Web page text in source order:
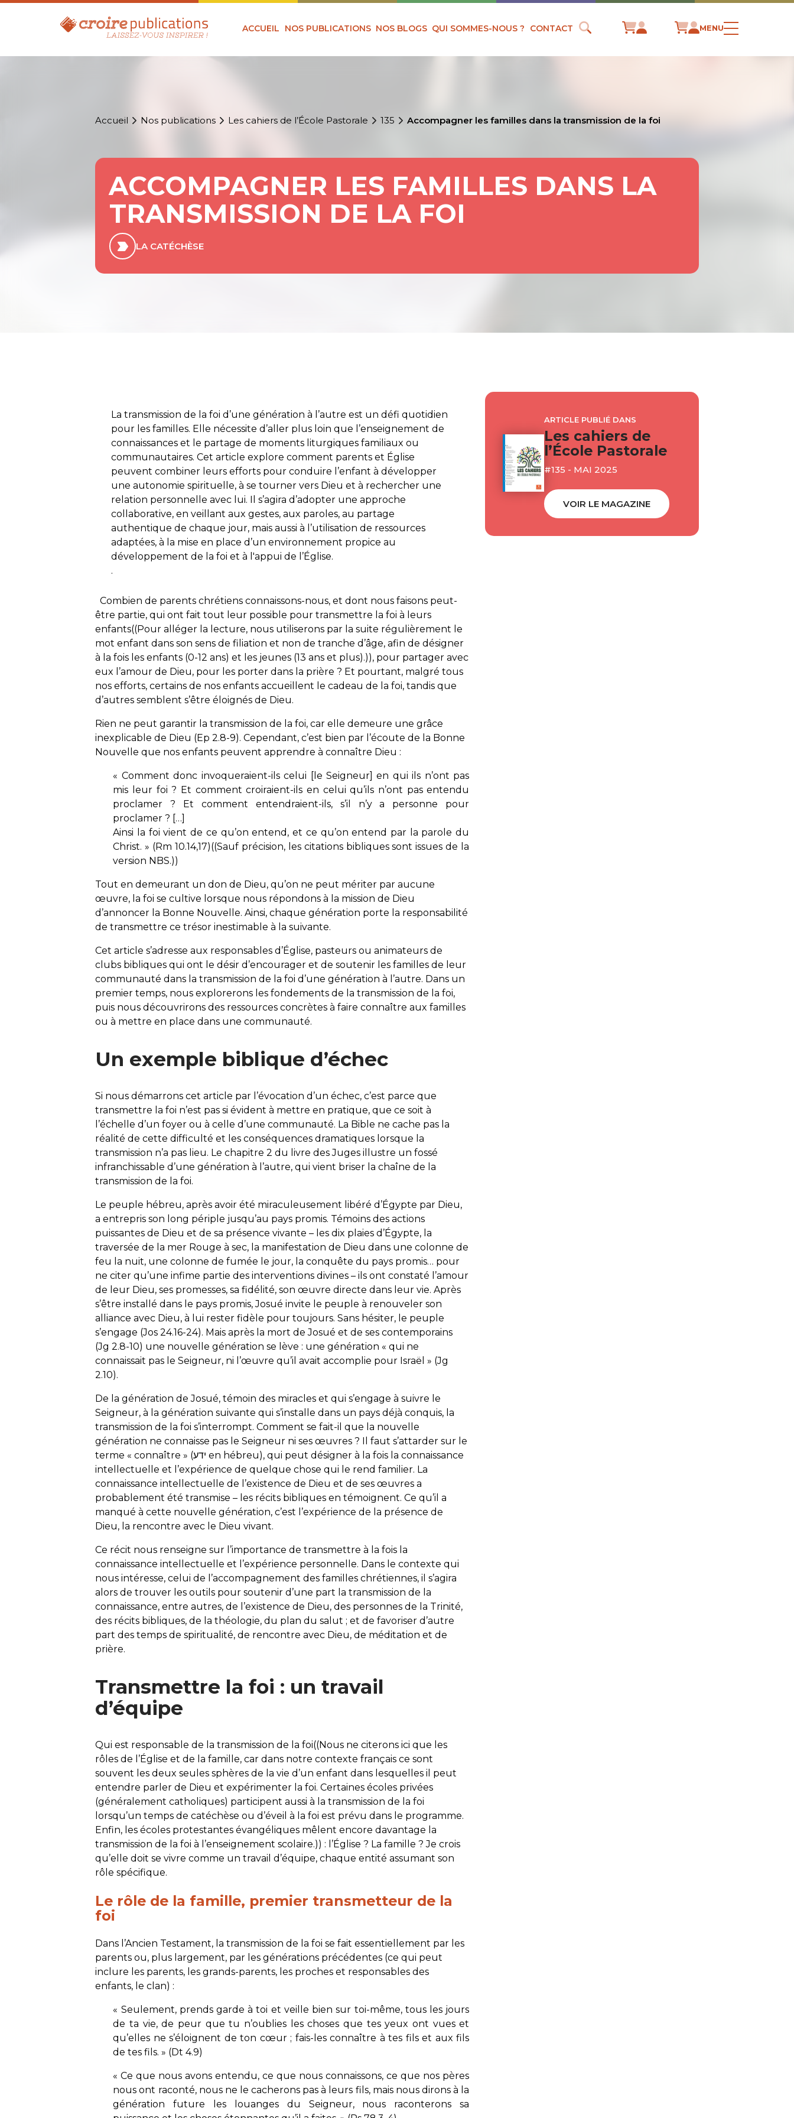
ACCUEIL NOS PUBLICATIONS NOS BLOGS QUI SOMMES-NOUS ? CONTACT MENU
Accueil Nos publications Les cahiers de l’École Pastorale 135 Accompagner les familles dans la transmission de la foi
ACCOMPAGNER LES FAMILLES DANS LA
TRANSMISSION DE LA FOI
LA CATÉCHÈSE
La transmission de la foi d’une génération à l’autre est un défi quotidien
pour les familles. Elle nécessite d’aller plus loin que l’enseignement de
connaissances et le partage de moments liturgiques familiaux ou
communautaires. Cet article explore comment parents et Église
peuvent combiner leurs efforts pour conduire l’enfant à développer
une autonomie spirituelle, à se tourner vers Dieu et à rechercher une
relation personnelle avec lui. Il s’agira d’adopter une approche
collaborative, en veillant aux gestes, aux paroles, au partage
authentique de chaque jour, mais aussi à l’utilisation de ressources
adaptées, à la mise en place d’un environnement propice au
développement de la foi et à l'appui de l’Église.
.
Combien de parents chrétiens connaissons-nous, et dont nous faisons peut-
être partie, qui ont fait tout leur possible pour transmettre la foi à leurs
enfants((Pour alléger la lecture, nous utiliserons par la suite régulièrement le
mot enfant dans son sens de filiation et non de tranche d’âge, afin de désigner
à la fois les enfants (0-12 ans) et les jeunes (13 ans et plus).)), pour partager avec
eux l’amour de Dieu, pour les porter dans la prière ? Et pourtant, malgré tous
nos efforts, certains de nos enfants accueillent le cadeau de la foi, tandis que
d’autres semblent s’être éloignés de Dieu.
Rien ne peut garantir la transmission de la foi, car elle demeure une grâce
inexplicable de Dieu (Ep 2.8-9). Cependant, c’est bien par l’écoute de la Bonne
Nouvelle que nos enfants peuvent apprendre à connaître Dieu :
« Comment donc invoqueraient-ils celui [le Seigneur] en qui ils n’ont pas
mis leur foi ? Et comment croiraient-ils en celui qu’ils n’ont pas entendu
proclamer ? Et comment entendraient-ils, s’il n’y a personne pour
proclamer ? […]
Ainsi la foi vient de ce qu’on entend, et ce qu’on entend par la parole du
Christ. » (Rm 10.14,17)((Sauf précision, les citations bibliques sont issues de la
version NBS.))
Tout en demeurant un don de Dieu, qu’on ne peut mériter par aucune
œuvre, la foi se cultive lorsque nous répondons à la mission de Dieu
d’annoncer la Bonne Nouvelle. Ainsi, chaque génération porte la responsabilité
de transmettre ce trésor inestimable à la suivante.
Cet article s’adresse aux responsables d’Église, pasteurs ou animateurs de
clubs bibliques qui ont le désir d’encourager et de soutenir les familles de leur
communauté dans la transmission de la foi d’une génération à l’autre. Dans un
premier temps, nous explorerons les fondements de la transmission de la foi,
puis nous découvrirons des ressources concrètes à faire connaître aux familles
ou à mettre en place dans une communauté.
Un exemple biblique d’échec
Si nous démarrons cet article par l’évocation d’un échec, c’est parce que
transmettre la foi n’est pas si évident à mettre en pratique, que ce soit à
l’échelle d’un foyer ou à celle d’une communauté. La Bible ne cache pas la
réalité de cette difficulté et les conséquences dramatiques lorsque la
transmission n’a pas lieu. Le chapitre 2 du livre des Juges illustre un fossé
infranchissable d’une génération à l’autre, qui vient briser la chaîne de la
transmission de la foi.
Le peuple hébreu, après avoir été miraculeusement libéré d’Égypte par Dieu,
a entrepris son long périple jusqu’au pays promis. Témoins des actions
puissantes de Dieu et de sa présence vivante – les dix plaies d’Égypte, la
traversée de la mer Rouge à sec, la manifestation de Dieu dans une colonne de
feu la nuit, une colonne de fumée le jour, la conquête du pays promis… pour
ne citer qu’une infime partie des interventions divines – ils ont constaté l’amour
de leur Dieu, ses promesses, sa fidélité, son œuvre directe dans leur vie. Après
s’être installé dans le pays promis, Josué invite le peuple à renouveler son
alliance avec Dieu, à lui rester fidèle pour toujours. Sans hésiter, le peuple
s’engage (Jos 24.16-24). Mais après la mort de Josué et de ses contemporains
(Jg 2.8-10) une nouvelle génération se lève : une génération «qui ne
connaissait pas le Seigneur, ni l’œuvre qu’il avait accomplie pour Israël » (Jg
2.10).
De la génération de Josué, témoin des miracles et qui s’engage à suivre le
Seigneur, à la génération suivante qui s’installe dans un pays déjà conquis, la
transmission de la foi s’interrompt. Comment se fait-il que la nouvelle
génération ne connaisse pas le Seigneur ni ses œuvres ? Il faut s’attarder sur le
terme « connaître » (ידע en hébreu), qui peut désigner à la fois la connaissance
intellectuelle et l’expérience de quelque chose qui le rend familier. La
connaissance intellectuelle de l’existence de Dieu et de ses œuvres a
probablement été transmise – les récits bibliques en témoignent. Ce qu’il a
manqué à cette nouvelle génération, c’est l’expérience de la présence de
Dieu, la rencontre avec le Dieu vivant.
Ce récit nous renseigne sur l’importance de transmettre à la fois la
connaissance intellectuelle et l’expérience personnelle. Dans le contexte qui
nous intéresse, celui de l’accompagnement des familles chrétiennes, il s’agira
alors de trouver les outils pour soutenir d’une part la transmission de la
connaissance, entre autres, de l’existence de Dieu, des personnes de la Trinité,
des récits bibliques, de la théologie, du plan du salut ; et de favoriser d’autre
part des temps de spiritualité, de rencontre avec Dieu, de méditation et de
prière.
Transmettre la foi : un travail
d’équipe
Qui est responsable de la transmission de la foi((Nous ne citerons ici que les
rôles de l’Église et de la famille, car dans notre contexte français ce sont
souvent les deux seules sphères de la vie d’un enfant dans lesquelles il peut
entendre parler de Dieu et expérimenter la foi. Certaines écoles privées
(généralement catholiques) participent aussi à la transmission de la foi
lorsqu’un temps de catéchèse ou d’éveil à la foi est prévu dans le programme.
Enfin, les écoles protestantes évangéliques mêlent encore davantage la
transmission de la foi à l’enseignement scolaire.)) : l’Église ? La famille ? Je crois
qu’elle doit se vivre comme un travail d’équipe, chaque entité assumant son
rôle spécifique.
Le rôle de la famille, premier transmetteur de la
foi
Dans l’Ancien Testament, la transmission de la foi se fait essentiellement par les
parents ou, plus largement, par les générations précédentes (ce qui peut
inclure les parents, les grands-parents, les proches et responsables des
enfants, le clan) :
« Seulement, prends garde à toi et veille bien sur toi-même, tous les jours
de ta vie, de peur que tu n’oublies les choses que tes yeux ont vues et
qu’elles ne s’éloignent de ton cœur ; fais-les connaître à tes fils et aux fils
de tes fils. » (Dt 4.9)
«Ce que nous avons entendu, ce que nous connaissons, ce que nos pères
nous ont raconté, nous ne le cacherons pas à leurs fils, mais nous dirons à la
génération future les louanges du Seigneur, nous raconterons sa
ARTICLE PUBLIÉ DANS
Les cahiers de
l’École Pastorale
#135 - MAI 2025
VOIR LE MAGAZINE